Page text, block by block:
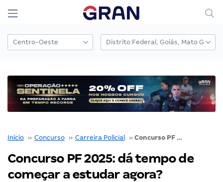
Início ›› Concurso ›› Carreira Policial ›› Concurso PF 2025: dá tempo de começar a estudar agora?
Concurso PF 2025: dá tempo de
começar a estudar agora?